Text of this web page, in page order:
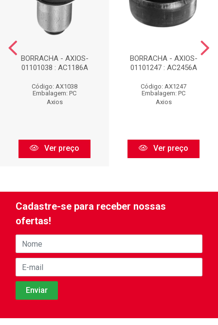
BORRACHA - AXIOS-
01101038 : AC1186A
Código: AX1038
Embalagem: PC
Axios
Ver preço
BORRACHA - AXIOS-
01101247 : AC2456A
Código: AX1247
Embalagem: PC
Axios
Ver preço
Cadastre-se para receber nossas
ofertas!